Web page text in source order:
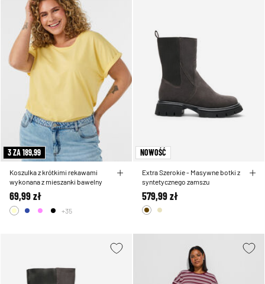
3 ZA 189,99
Koszulka z krótkimi rekawami
wykonana z mieszanki bawelny
69,99 zł
+35
NOWOŚĆ
Extra Szerokie - Masywne botki z
syntetycznego zamszu
579,99 zł